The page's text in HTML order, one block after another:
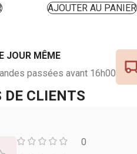
AJOUTER AU PANIER
JOUR MÊME
passées avant 16h00
DE CLIENTS
0